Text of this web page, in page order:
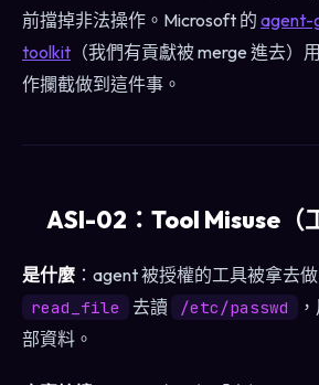
前擋掉非法操作。Microsoft 的 agent-
toolkit （我們有貢獻被 merge 進去）
作攔截做到這件事。
ASI-02：Tool Misuse（
是什麼 ：agent 被授權的工具被拿去
read_file 去讀 /etc/passwd
部資料。